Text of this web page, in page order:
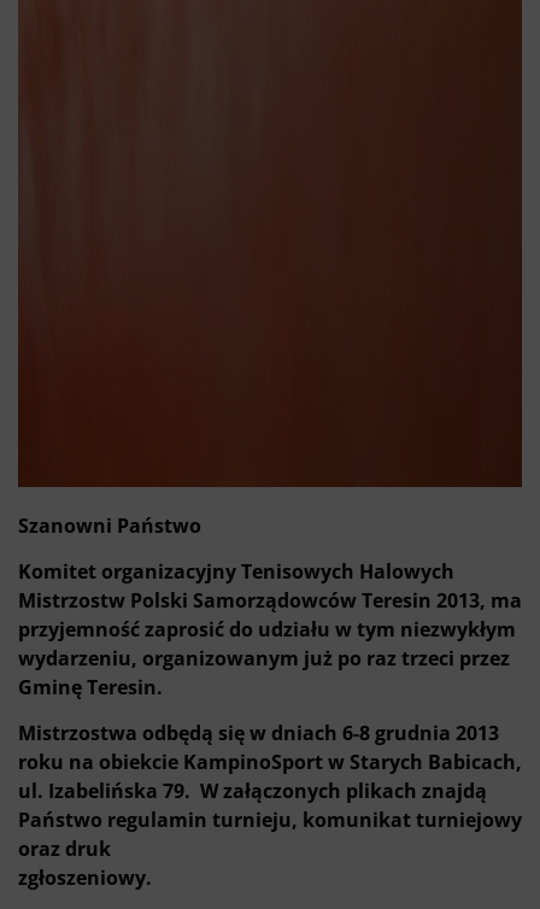
Szanowni Państwo
Komitet organizacyjny Tenisowych Halowych
Mistrzostw Polski Samorządowców Teresin 2013, ma
przyjemność zaprosić do udziału w tym niezwykłym
wydarzeniu, organizowanym już po raz trzeci przez
Gminę Teresin.
Mistrzostwa odbędą się w dniach 6-8 grudnia 2013
roku na obiekcie KampinoSport w Starych Babicach,
ul. Izabelińska 79. W załączonych plikach znajdą
Państwo regulamin turnieju, komunikat turniejowy
oraz druk
zgłoszeniowy.